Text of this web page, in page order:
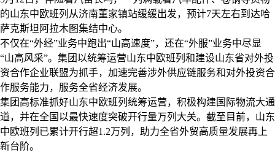
的山东中欧班列从济南董家镇站缓缓出发，预计7天左右到达哈
萨克斯坦阿拉木图集结中心。
不仅在“外经”业务中跑出“山高速度”，还在“外服”业务中尽显
“山高风采”。集团以统筹运营山东中欧班列和建设山东省对外投
资合作企业联盟为抓手，加速完善涉外供应链服务和对外投资合
作服务能力，服务全省经济发展。
集团高标准抓好山东中欧班列统筹运营，积极构建国际物流大通
道，并在全国以最快速度突破开行量万列大关。截至目前，山东
中欧班列已累计开行超1.2万列，助力全省外贸高质量发展再上
新台阶。